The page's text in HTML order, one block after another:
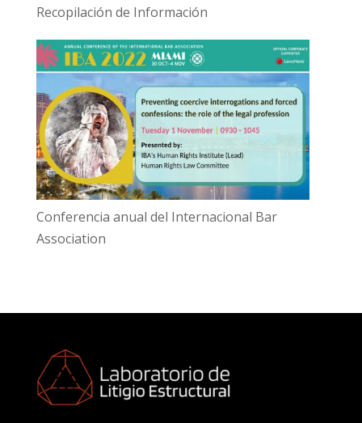
Recopilación de Información
Conferencia anual del Internacional Bar
Association